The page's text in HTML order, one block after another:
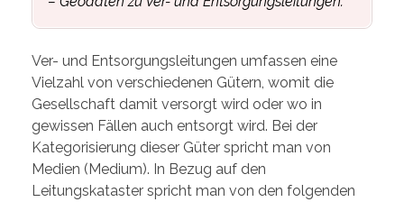
Ver- und Entsorgungsleitungen umfassen eine
Vielzahl von verschiedenen Gütern, womit die
Gesellschaft damit versorgt wird oder wo in
gewissen Fällen auch entsorgt wird. Bei der
Kategorisierung dieser Güter spricht man von
Medien (Medium). In Bezug auf den
Leitungskataster spricht man von den folgenden